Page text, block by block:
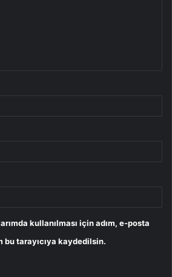
kullanılması için adım, e-posta
bu tarayıcıya kaydedilsin.